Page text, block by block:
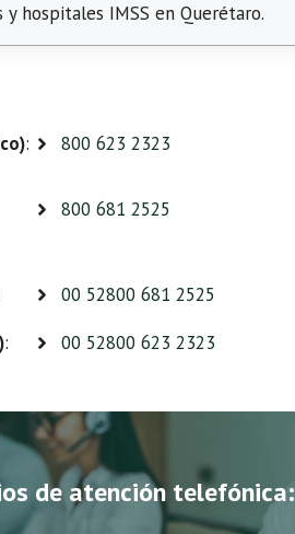
y hospitales IMSS en Querétaro.
: 800 623 2323
800 681 2525
00 52800 681 2525
: 00 52800 623 2323
de atención telefónica: